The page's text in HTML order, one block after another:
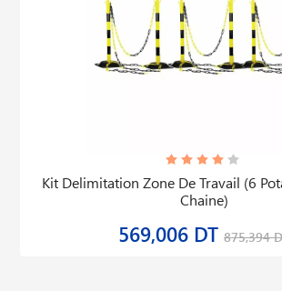
Kit Delimitation Zone De Travail (6
Chaine)
569,006 DT 875,394